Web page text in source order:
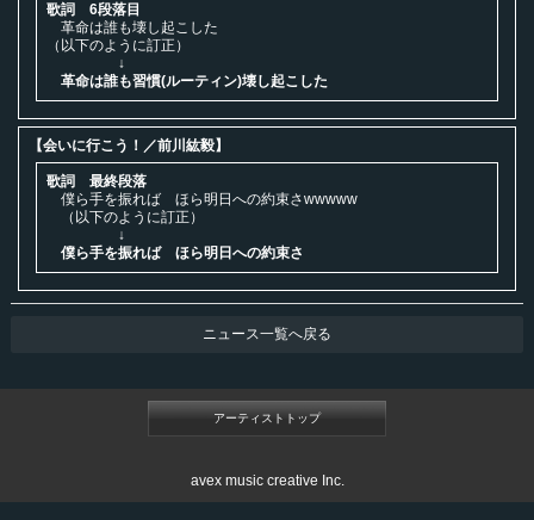
歌詞 6段落目
革命は誰も壊し起こした
（以下のように訂正）
↓
革命は誰も習慣(ルーティン)壊し起こした
【︎会いに行こう！／前川紘毅】
歌詞 最終段落
僕ら手を振れば ほら明日への約束さwwwww
（以下のように訂正）
↓
僕ら手を振れば ほら明日への約束さ
ニュース一覧へ戻る
アーティストトップ
avex music creative Inc.